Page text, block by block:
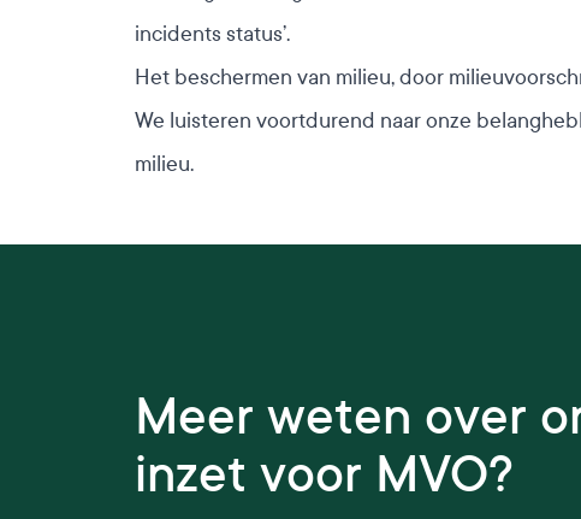
incidents status’.
Het beschermen van milieu, door
We luisteren voortdurend naar onze
milieu.
Meer weten over
inzet voor MVO?